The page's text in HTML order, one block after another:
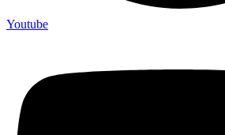
Youtube